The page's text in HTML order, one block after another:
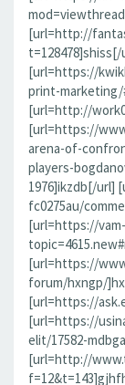
[url=http://
t=128478]shiss[/
[url=https://
print-marketing/
[url=http://
[url=https://
arena-of-
players-
1976]ikzdb[/url]
fc0275au/
[url=https://
[url=https://
forum/hxngp/
[url=https://
[url=https://
elit/17582-
[url=http://